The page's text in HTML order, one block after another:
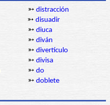
➳ distracción
➳ disuadir
➳ diuca
➳ diván
➳ divertículo
➳ divisa
➳ do
➳ doblete